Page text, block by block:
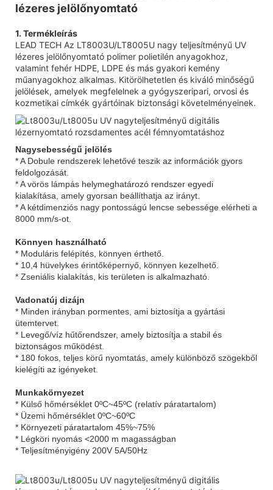
lézeres jelölőnyomtató
1. Termékleírás
LEAD TECH Az LT8003U/LT8005U nagy teljesítményű UV
lézeres jelölőnyomtató polimer polietilén anyagokhoz,
valamint fehér HDPE, LDPE és más gyakori kemény
műanyagokhoz alkalmas. Kitörölhetetlen és kiváló minőségű
jelölések, amelyek megfelelnek a gyógyszeripari, orvosi és
kozmetikai címkék gyártóinak biztonsági követelményeinek.
Nagysebességű jelölés
* A Dobule rendszerek lehetővé teszik az információk gyors
feldolgozását.
* A vörös lámpás helymeghatározó rendszer egyedi
kialakítása, amely gyorsan beállíthatja az irányt.
* A kétdimenziós nagy pontosságú lencse sebessége elérheti a
8000 mm/s-ot.
Könnyen használható
* Moduláris felépítés, könnyen érthető.
* 10,4 hüvelykes érintőképernyő, könnyen kezelhető.
* Zseniális kialakítás, kis területen is alkalmazható.
Vadonatúj dizájn
* Minden irányban pormentes, ami biztosítja a gyártási
ütemtervet.
* Levegő/víz hűtőrendszer, amely biztosítja a stabil és
biztonságos működést.
* 180 fokos, teljes körű nyomtatás, amely különböző szögekből
kielégíti az igényeket.
Munkakörnyezet
* Külső hőmérséklet 0ºC~45ºC (relatív páratartalom)
* Üzemi hőmérséklet 0ºC~60ºC
* Környezeti páratartalom 45%~75%
* Légköri nyomás <2000 m magasságban
* Teljesítményigény 200V 5A/50Hz